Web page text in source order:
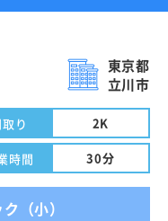
東京都
立川市
り 2K
時間 30分
（小）